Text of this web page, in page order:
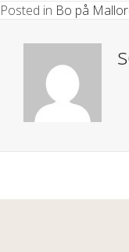
Posted in Bo på
navigation